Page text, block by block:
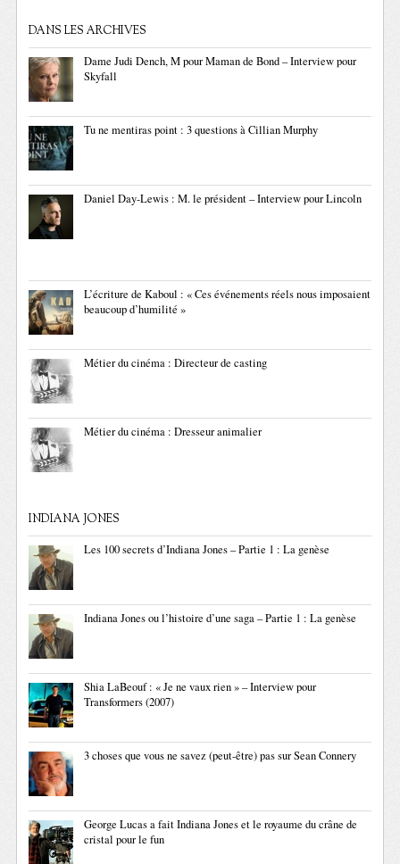
DANS LES ARCHIVES
Dame Judi Dench, M pour Maman de Bond – Interview pour
Skyfall
Tu ne mentiras point : 3 questions à Cillian Murphy
Daniel Day-Lewis : M. le président – Interview pour Lincoln
L’écriture de Kaboul : « Ces événements réels nous imposaient
beaucoup d’humilité »
Métier du cinéma : Directeur de casting
Métier du cinéma : Dresseur animalier
INDIANA JONES
Les 100 secrets d’Indiana Jones – Partie 1 : La genèse
Indiana Jones ou l’histoire d’une saga – Partie 1 : La genèse
Shia LaBeouf : « Je ne vaux rien » – Interview pour
Transformers (2007)
3 choses que vous ne savez (peut-être) pas sur Sean Connery
George Lucas a fait Indiana Jones et le royaume du crâne de
cristal pour le fun